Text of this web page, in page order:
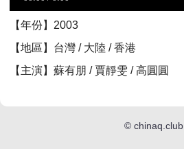
【年份】2003
【地區】台灣 / 大陸 / 香港
【主演】蘇有朋 / 賈靜雯 / 高圓圓
© chinaq.club